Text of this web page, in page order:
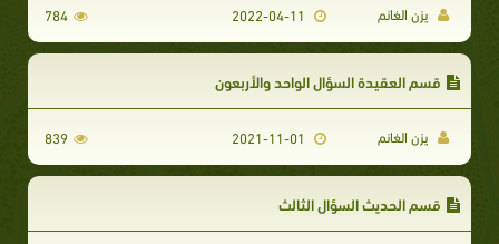
يزن الغانم 784
قسم العقيدة السؤال الواحد والأربعون
يزن الغانم 839
قسم الحديث السؤال الثالث